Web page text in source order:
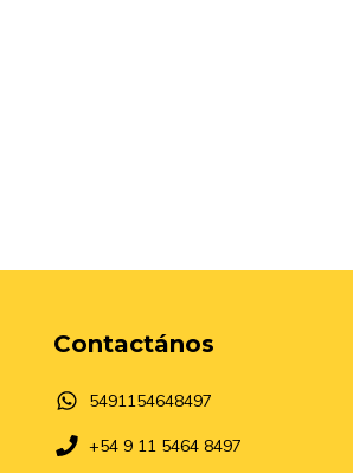
Contactános
5491154648497
+54 9 11 5464 8497